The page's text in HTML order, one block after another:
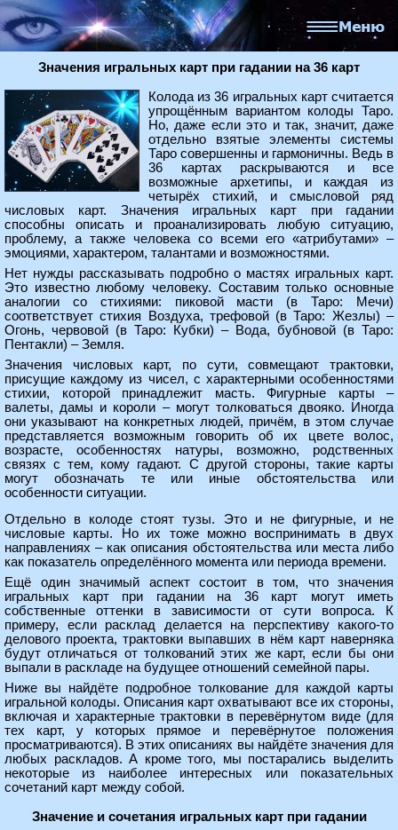
Значения игральных карт при гадании на 36 карт
Колода из 36 игральных карт считается
упрощённым вариантом колоды Таро.
Но, даже если это и так, значит, даже
отдельно взятые элементы системы
Таро совершенны и гармоничны. Ведь в
36 картах раскрываются и все
возможные архетипы, и каждая из
четырёх стихий, и смысловой ряд
числовых карт. Значения игральных карт при гадании
способны описать и проанализировать любую ситуацию,
проблему, а также человека со всеми его «атрибутами» –
эмоциями, характером, талантами и возможностями.
Нет нужды рассказывать подробно о мастях игральных карт.
Это известно любому человеку. Составим только основные
аналогии со стихиями: пиковой масти (в Таро: Мечи)
соответствует стихия Воздуха, трефовой (в Таро: Жезлы) –
Огонь, червовой (в Таро: Кубки) – Вода, бубновой (в Таро:
Пентакли) – Земля.
Значения числовых карт, по сути, совмещают трактовки,
присущие каждому из чисел, с характерными особенностями
стихии, которой принадлежит масть. Фигурные карты –
валеты, дамы и короли – могут толковаться двояко. Иногда
они указывают на конкретных людей, причём, в этом случае
представляется возможным говорить об их цвете волос,
возрасте, особенностях натуры, возможно, родственных
связях с тем, кому гадают. С другой стороны, такие карты
могут обозначать те или иные обстоятельства или
особенности ситуации.
Отдельно в колоде стоят тузы. Это и не фигурные, и не
числовые карты. Но их тоже можно воспринимать в двух
направлениях – как описания обстоятельства или места либо
как показатель определённого момента или периода времени.
Ещё один значимый аспект состоит в том, что значения
игральных карт при гадании на 36 карт могут иметь
собственные оттенки в зависимости от сути вопроса. К
примеру, если расклад делается на перспективу какого-то
делового проекта, трактовки выпавших в нём карт наверняка
будут отличаться от толкований этих же карт, если бы они
выпали в раскладе на будущее отношений семейной пары.
Ниже вы найдёте подробное толкование для каждой карты
игральной колоды. Описания карт охватывают все их стороны,
включая и характерные трактовки в перевёрнутом виде (для
тех карт, у которых прямое и перевёрнутое положения
просматриваются). В этих описаниях вы найдёте значения для
любых раскладов. А кроме того, мы постарались выделить
некоторые из наиболее интересных или показательных
сочетаний карт между собой.
Значение и сочетания игральных карт при гадании